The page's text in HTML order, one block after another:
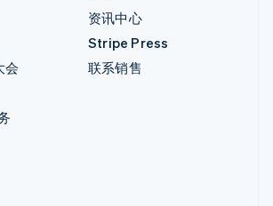
会
资讯中心
Stripe Press
联系销售